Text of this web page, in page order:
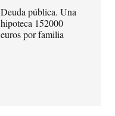
Deuda pública. Una
hipoteca 152000
euros por familia